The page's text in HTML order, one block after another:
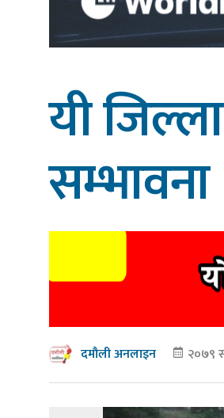
यी
दमौली अनलाइन २०७९